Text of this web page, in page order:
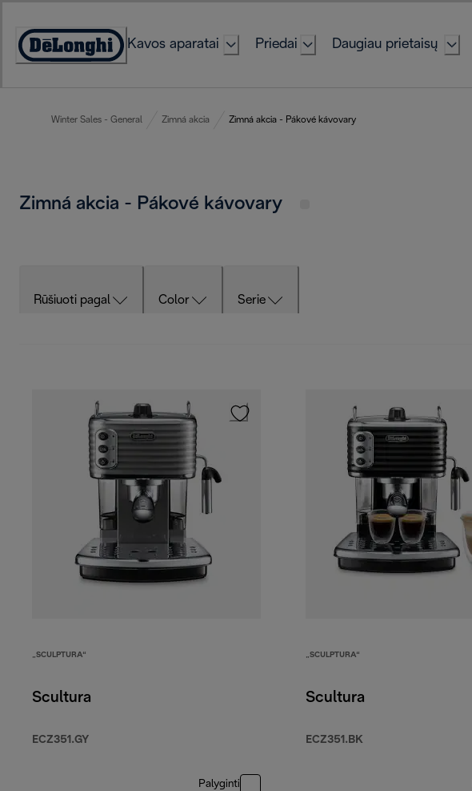
Content
Accessibility
Kavos aparatai Priedai Daugiau prietaisų
Winter Sales - General Zimná akcia Zimná akcia - Pákové kávovary
Zimná akcia - Pákové kávovary
Rūšiuoti pagal Color Serie
„SCULPTURA“
Scultura
ECZ351.GY
Palyginti
„SCULPTURA“
Scultura
ECZ351.BK